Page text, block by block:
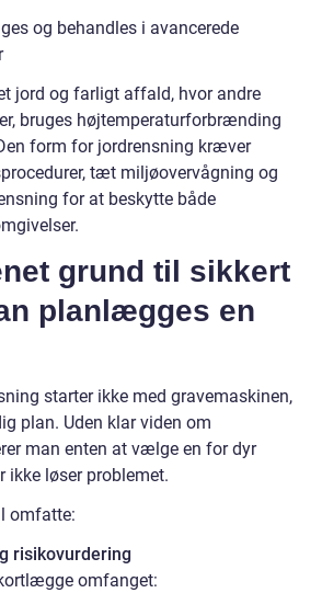
og behandles i avancerede
jord og farligt affald, hvor andre
bruges højtemperaturforbrænding
form for jordrensning kræver
tæt miljøovervågning og
for at beskytte både
grund til sikkert
planlægges en
starter ikke med gravemaskinen,
plan. Uden klar viden om
man enten at vælge en for dyr
ikke løser problemet.
omfatte:
risikovurdering
omfanget: